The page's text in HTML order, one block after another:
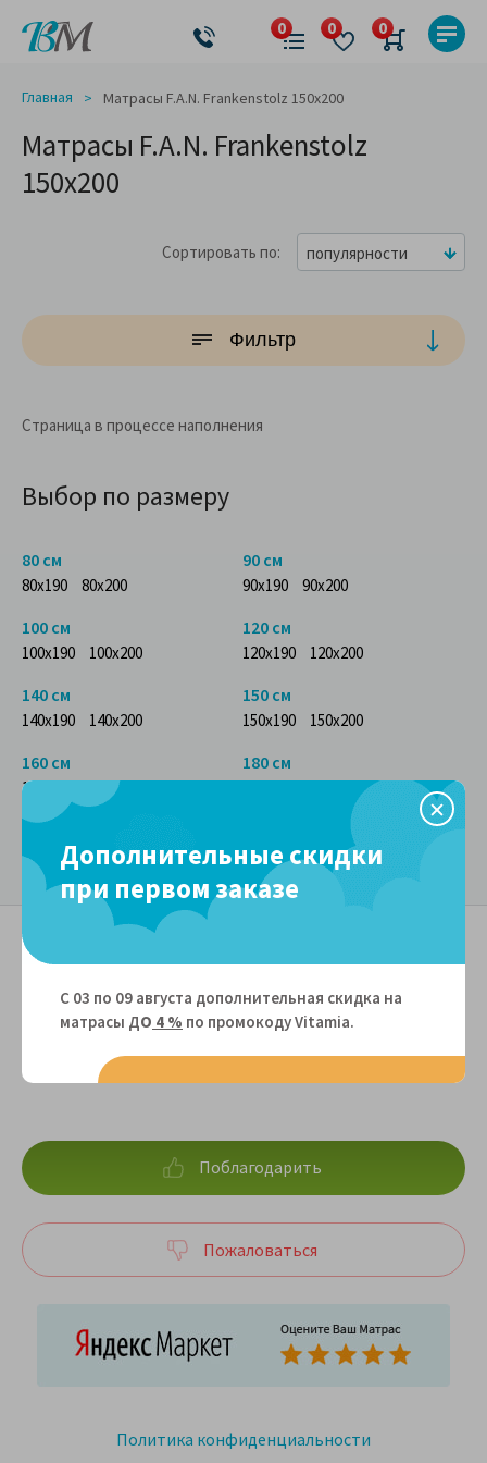
Главная Матрасы F.A.N. Frankenstolz 150x200
Матрасы F.A.N. Frankenstolz
150x200
Сортировать по популярности
Фильтр
Страница в процессе наполнения
Выбор по размеру
80 см
80x190 80x200
90 см
90x190 90x200
100 см
100x190 100x200
120 см
120x190 120x200
140 см
140x190 140x200
150 см
150x190 150x200
160 см
160x190 160x200
180 см
180x190 180x200
200 см
200x200
Политика конфиденциальности
Поблагодарить
Пожаловаться
Дополнительные скидки
при первом заказе
С 03 по 09 августа дополнительная скидка на
матрасы ДО 4 % по промокоду Vitamiа.